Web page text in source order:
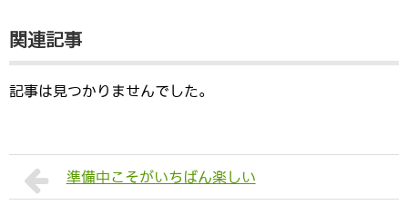
関連記事
記事は見つかりませんでした。
準備中こそがいちばん楽しい